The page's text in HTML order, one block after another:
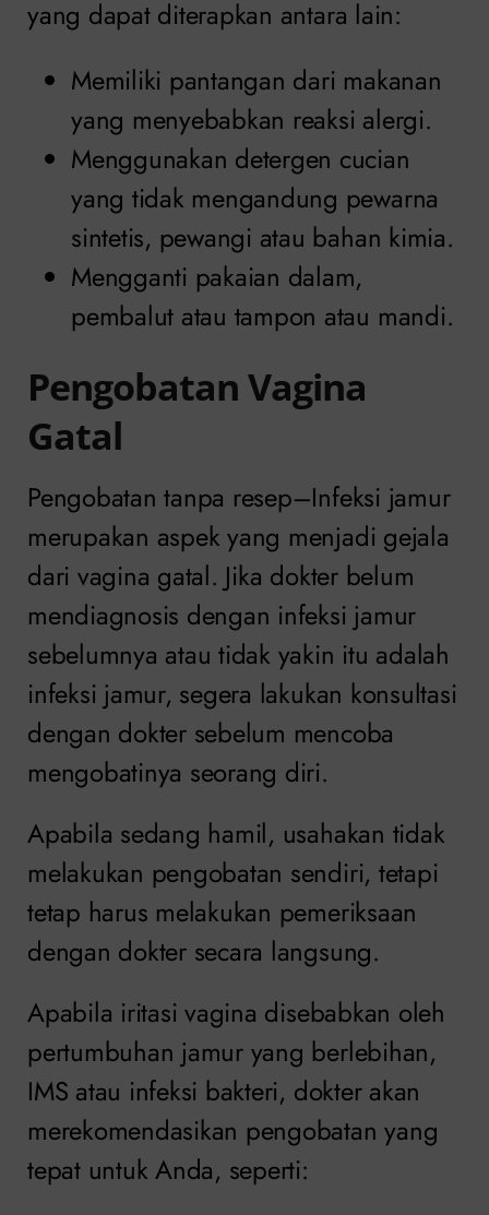
yang dapat diterapkan antara lain:
Memiliki pantangan dari makanan
yang menyebabkan reaksi alergi.
Menggunakan detergen cucian
yang tidak mengandung pewarna
sintetis, pewangi atau bahan kimia.
Mengganti pakaian dalam,
pembalut atau tampon atau mandi.
Pengobatan Vagina
Gatal
Pengobatan tanpa resep–Infeksi jamur
merupakan aspek yang menjadi gejala
dari vagina gatal. Jika dokter belum
mendiagnosis dengan infeksi jamur
sebelumnya atau tidak yakin itu adalah
infeksi jamur, segera lakukan konsultasi
dengan dokter sebelum mencoba
mengobatinya seorang diri.
Apabila sedang hamil, usahakan tidak
melakukan pengobatan sendiri, tetapi
tetap harus melakukan pemeriksaan
dengan dokter secara langsung.
Apabila iritasi vagina disebabkan oleh
pertumbuhan jamur yang berlebihan,
IMS atau infeksi bakteri, dokter akan
merekomendasikan pengobatan yang
tepat untuk Anda, seperti: